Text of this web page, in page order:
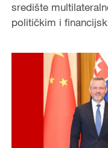
središte
političkim i